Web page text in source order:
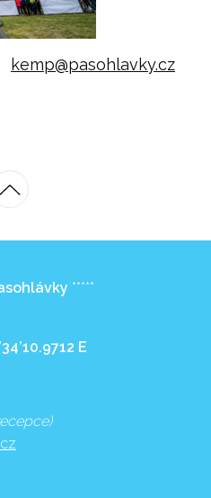
kemp@pasohlavky.cz
*****
E